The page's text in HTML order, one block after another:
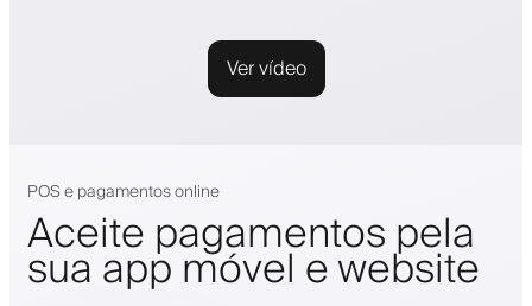
Ver vídeo
POS e pagamentos online
Aceite pagamentos pela
sua app móvel e website